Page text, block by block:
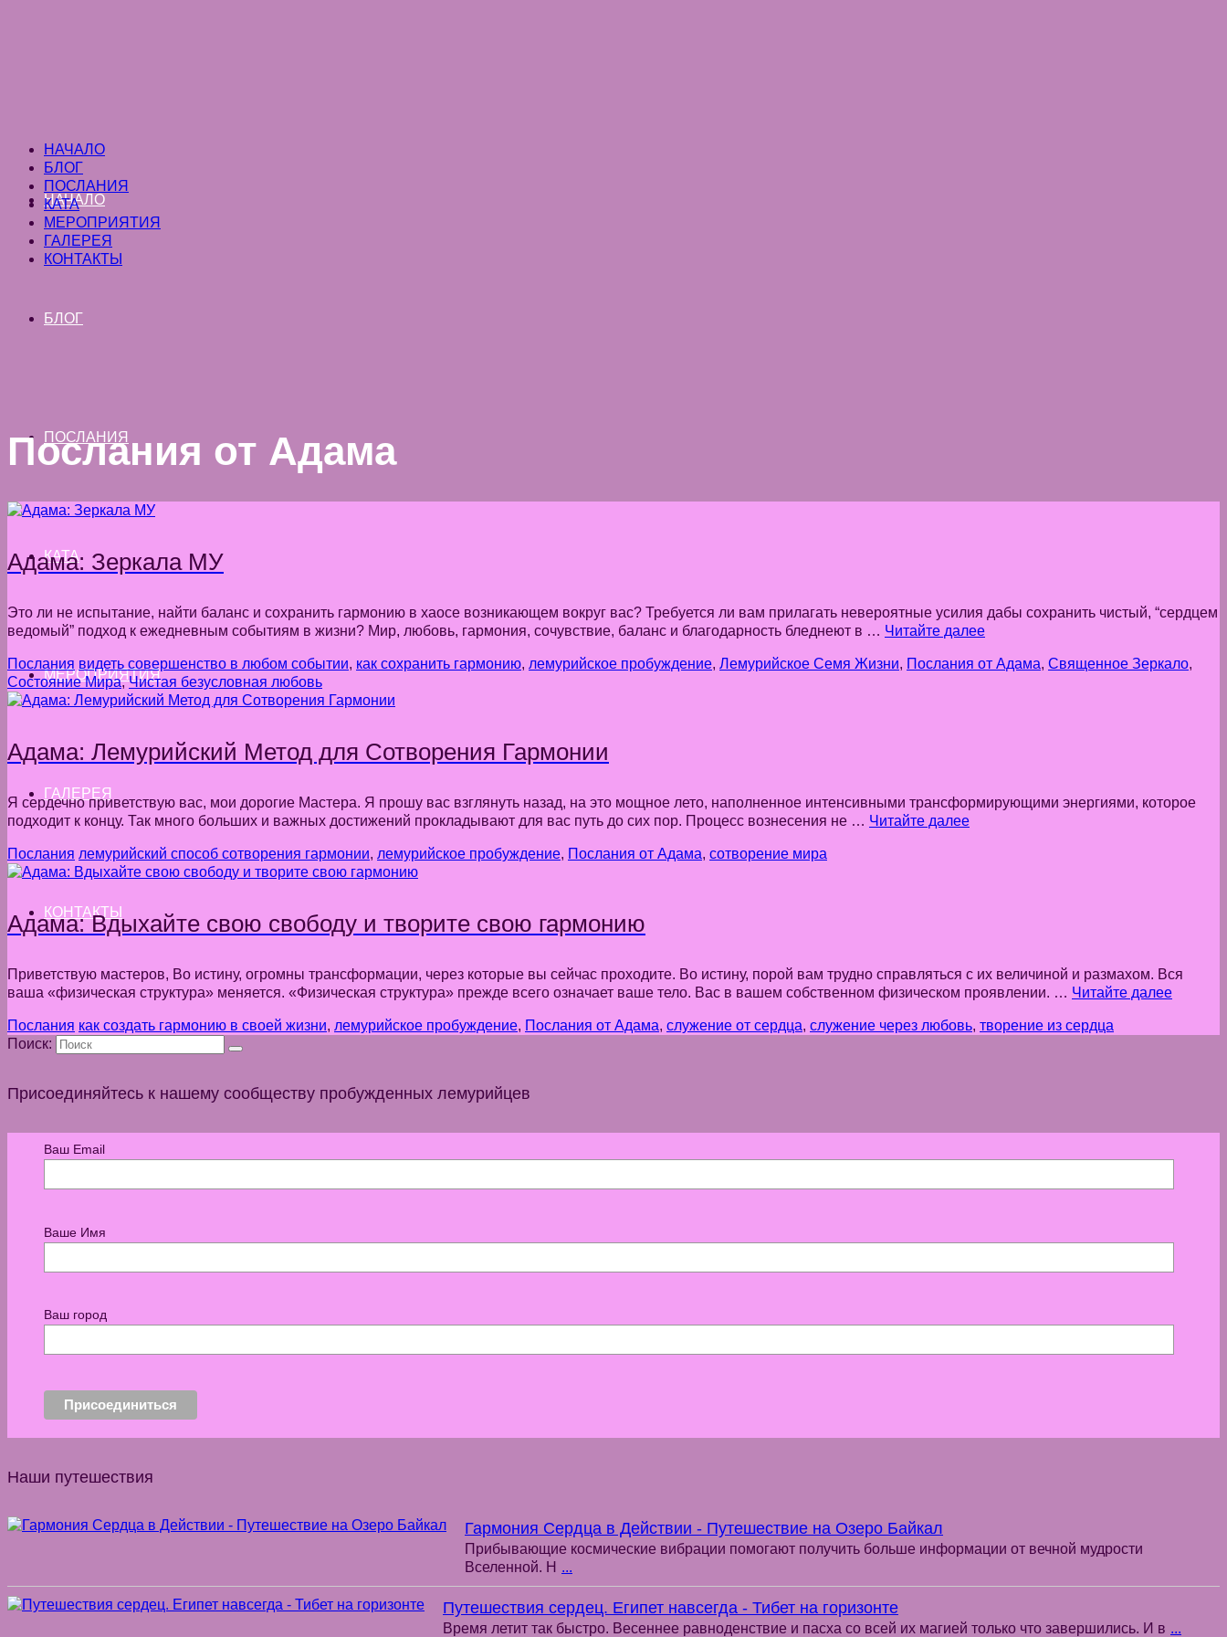
НАЧАЛО
БЛОГ
ПОСЛАНИЯ
КАТА
МЕРОПРИЯТИЯ
ГАЛЕРЕЯ
КОНТАКТЫ
НАЧАЛО
БЛОГ
ПОСЛАНИЯ
КАТА
МЕРОПРИЯТИЯ
ГАЛЕРЕЯ
КОНТАКТЫ
Послания от Адама
Адама: Зеркала МУ
Это ли не испытание, найти баланс и сохранить гармонию в хаосе возникающем вокруг вас? Требуется ли вам прилагать невероятные усилия дабы сохранить чистый, “сердцем
ведомый” подход к ежедневным событиям в жизни? Мир, любовь, гармония, сочувствие, баланс и благодарность бледнеют в … Читайте далее
Послания видеть совершенство в любом событии, как сохранить гармонию, лемурийское пробуждение, Лемурийское Семя Жизни, Послания от Адама, Священное Зеркало,
Состояние Мира,Чистая безусловная любовь
Адама: Лемурийский Метод для Сотворения Гармонии
Я сердечно приветствую вас, мои дорогие Мастера. Я прошу вас взглянуть назад, на это мощное лето, наполненное интенсивными трансформирующими энергиями, которое
подходит к концу. Так много больших и важных достижений прокладывают для вас путь до сих пор. Процесс вознесения не … Читайте далее
Послания лемурийский способ сотворения гармонии, лемурийское пробуждение, Послания от Адама, сотворение мира
Адама: Вдыхайте свою свободу и творите свою гармонию
Приветствую мастеров, Во истину, огромны трансформации, через которые вы сейчас проходите. Во истину, порой вам трудно справляться с их величиной и размахом. Вся
ваша «физическая структура» меняется. «Физическая структура» прежде всего означает ваше тело. Вас в вашем собственном физическом проявлении. … Читайте далее
Послания как создать гармонию в своей жизни, лемурийское пробуждение, Послания от Адама, служение от сердца, служение через любовь, творение из сердца
Поиск:
Присоединяйтесь к нашему сообществу пробужденных лемурийцев
Ваш Email
Ваше Имя
Ваш город
Наши путешествия
Гармония Сердца в Действии - Путешествие на Озеро Байкал
Прибывающие космические вибрации помогают получить больше информации от вечной мудрости
Вселенной. Н ...
Путешествия сердец. Египет навсегда - Тибет на горизонте
Время летит так быстро. Весеннее равноденствие и пасха со всей их магией только что завершились. И в ...